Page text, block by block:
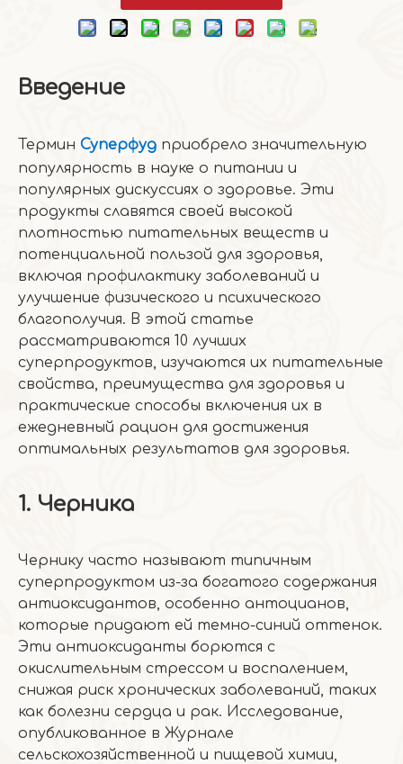
Введение
Термин Суперфуд приобрело значительную
популярность в науке о питании и
популярных дискуссиях о здоровье. Эти
продукты славятся своей высокой
плотностью питательных веществ и
потенциальной пользой для здоровья,
включая профилактику заболеваний и
улучшение физического и психического
благополучия. В этой статье
рассматриваются 10 лучших
суперпродуктов, изучаются их питательные
свойства, преимущества для здоровья и
практические способы включения их в
ежедневный рацион для достижения
оптимальных результатов для здоровья.
1. Черника
Чернику часто называют типичным
суперпродуктом из-за богатого содержания
антиоксидантов, особенно антоцианов,
которые придают ей темно-синий оттенок.
Эти антиоксиданты борются с
окислительным стрессом и воспалением,
снижая риск хронических заболеваний, таких
как болезни сердца и рак. Исследование,
опубликованное в Журнале
сельскохозяйственной и пищевой химии,